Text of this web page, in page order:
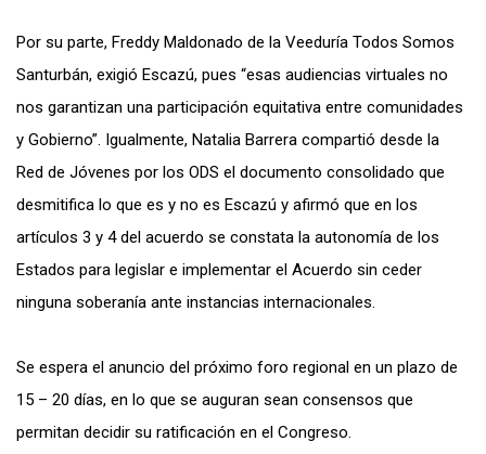
Por su parte, Freddy Maldonado de la Veeduría Todos Somos
Santurbán, exigió Escazú, pues “esas audiencias virtuales no
nos garantizan una participación equitativa entre comunidades
y Gobierno”. Igualmente, Natalia Barrera compartió desde la
Red de Jóvenes por los ODS el documento consolidado que
desmitifica lo que es y no es Escazú y afirmó que en los
artículos 3 y 4 del acuerdo se constata la autonomía de los
Estados para legislar e implementar el Acuerdo sin ceder
ninguna soberanía ante instancias internacionales.
Se espera el anuncio del próximo foro regional en un plazo de
15 – 20 días, en lo que se auguran sean consensos que
permitan decidir su ratificación en el Congreso.